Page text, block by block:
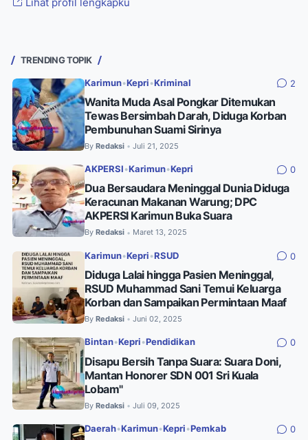
Lihat profil lengkapku
TRENDING TOPIK
Karimun•Kepri •Kriminal 2
Wanita Muda Asal Pongkar Ditemukan
Tewas Bersimbah Darah, Diduga Korban
Pembunuhan Suami Sirinya
By Redaksi • Juli 21, 2025
AKPERSI •Karimun•Kepri 0
Dua Bersaudara Meninggal Dunia Diduga
Keracunan Makanan Warung; DPC
AKPERSI Karimun Buka Suara
By Redaksi • Maret 13, 2025
Karimun•Kepri •RSUD 0
Diduga Lalai hingga Pasien Meninggal,
RSUD Muhammad Sani Temui Keluarga
Korban dan Sampaikan Permintaan Maaf
By Redaksi • Juni 02, 2025
Bintan•Kepri •Pendidikan 0
Disapu Bersih Tanpa Suara: Suara Doni,
Mantan Honorer SDN 001 Sri Kuala
Lobam"
By Redaksi • Juli 09, 2025
Daerah•Karimun•Kepri •Pemkab 0